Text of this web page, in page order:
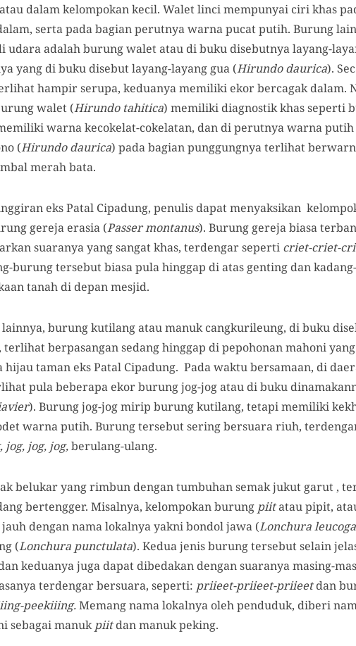
dalam kelompokan kecil. Walet linci mempunyai ciri khas
serta pada bagian perutnya warna pucat putih. Burung
udara adalah burung walet atau di buku disebutnya layang-
yang di buku disebut layang-layang gua (Hirundo daurica).
hampir serupa, keduanya memiliki ekor bercagak dalam.
walet (Hirundo tahitica) memiliki diagnostik khas seperti
warna kecokelat-cokelatan, dan di perutnya warna putih
(Hirundo daurica) pada bagian punggungnya terlihat
merah bata.
eks Patal Cipadung, penulis dapat menyaksikan
gereja erasia (Passer montanus). Burung gereja biasa
suaranya yang sangat khas, terdengar seperti criet-criet-
burung tersebut biasa pula hinggap di atas genting dan
tanah di depan mesjid.
burung kutilang atau manuk cangkurileung, di buku
terlihat berpasangan sedang hinggap di pepohonan mahoni
taman eks Patal Cipadung. Pada waktu bersamaan, di
pula beberapa ekor burung jog-jog atau di buku
). Burung jog-jog mirip burung kutilang, tetapi memiliki
warna putih. Burung tersebut sering bersuara riuh,
jog, jog, jog,berulang-ulang.
belukar yang rimbun dengan tumbuhan semak jukut garut ,
bertengger. Misalnya, kelompokan burung piitatau pipit,
dengan nama lokalnya yakni bondol jawa (Lonchura
(Lonchura punctulata). Kedua jenis burung tersebut selain
keduanya juga dapat dibedakan dengan suaranya masing-
terdengar bersuara, seperti: priieet-priieet-priieetdan
peekiiing.Memang nama lokalnya oleh penduduk, diberi
sebagai manukpiitdan manuk peking.